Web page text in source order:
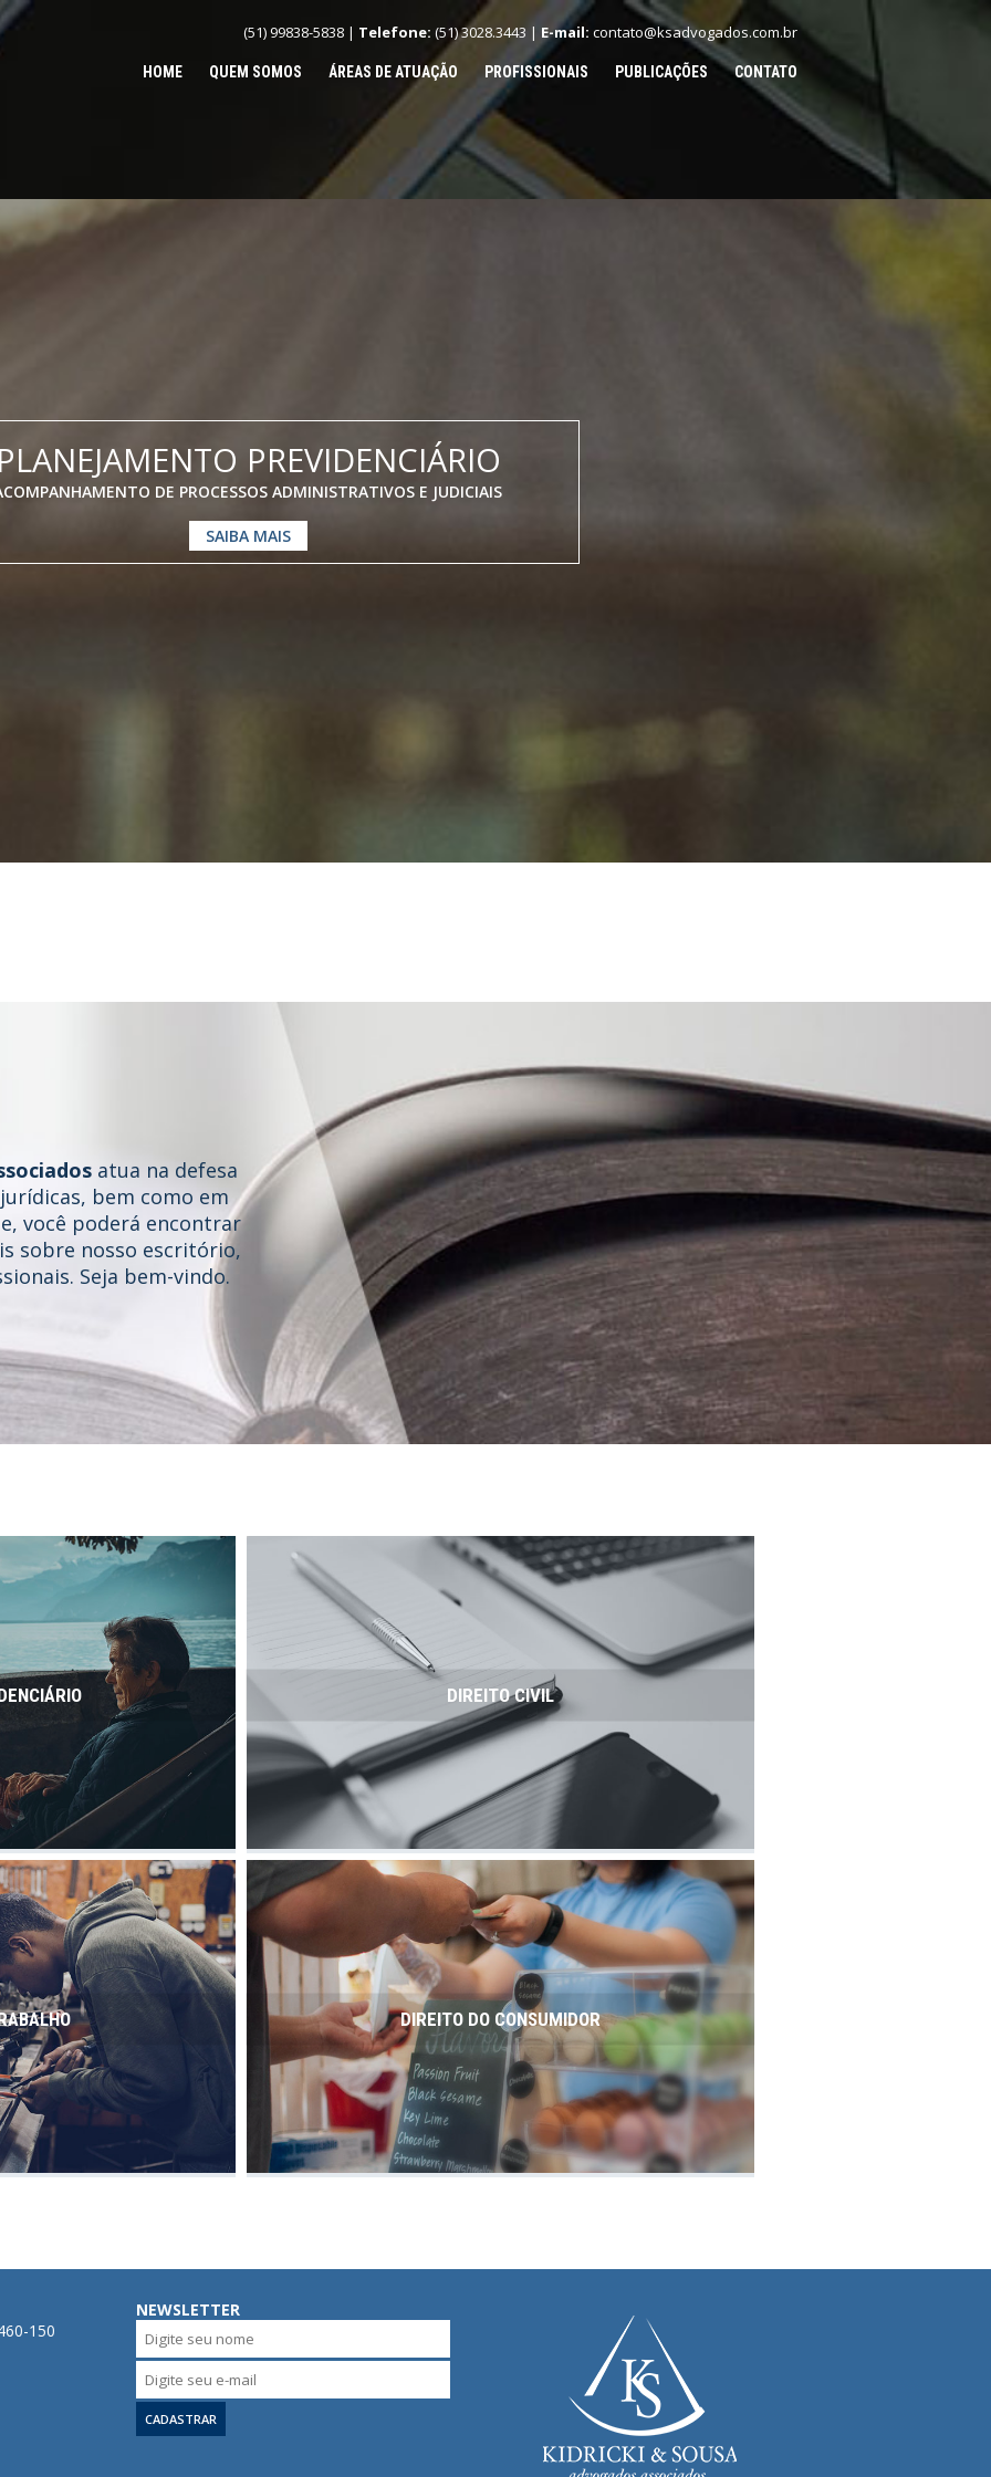
(51) 99838-5838 | Telefone: (51) 3028.3443 | E-mail: contato@ksadvogados.com.br
HOME QUEM SOMOS ÁREAS DE ATUAÇÃO PROFISSIONAIS PUBLICAÇÕES CONTATO
PREVIDENCIÁRIO
DE PROCESSOS ADMINISTRATIVOS E JUDICIAIS
SAIBA MAIS
atua na defesa
bem como em
você poderá encontrar
sobre nosso escritório,
Seja bem-vindo.
DIREITO CIVIL
DIREITO DO CONSUMIDOR
150
NEWSLETTER